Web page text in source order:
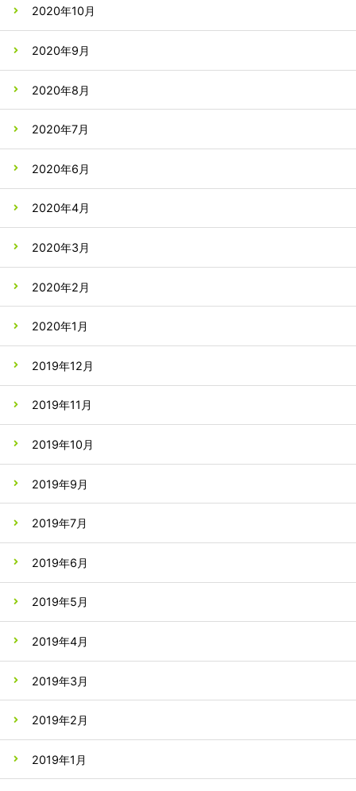
2020年10月
2020年9月
2020年8月
2020年7月
2020年6月
2020年4月
2020年3月
2020年2月
2020年1月
2019年12月
2019年11月
2019年10月
2019年9月
2019年7月
2019年6月
2019年5月
2019年4月
2019年3月
2019年2月
2019年1月